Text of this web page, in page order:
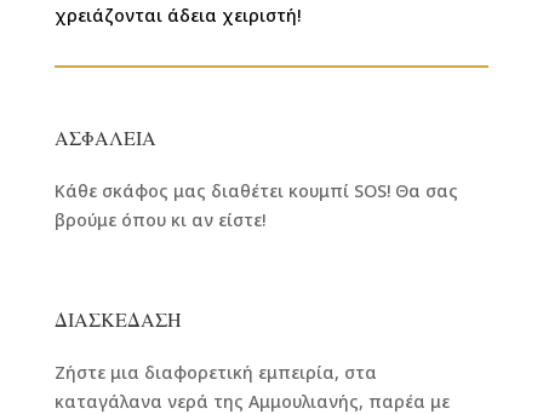
χρειάζονται άδεια χειριστή!
ΑΣΦΑΛΕΙΑ
Κάθε σκάφος μας διαθέτει κουμπί SOS! Θα σας
βρούμε όπου κι αν είστε!
ΔΙΑΣΚΕΔΑΣΗ
Ζήστε μια διαφορετική εμπειρία, στα
καταγάλανα νερά της Αμμουλιανής, παρέα με